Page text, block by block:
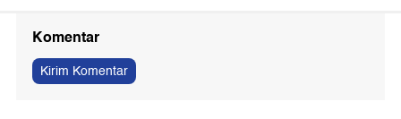
Komentar
Kirim Komentar